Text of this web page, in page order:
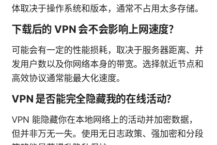
体取决于操作系统和版本，通常不占用太多存储。
下载后的 VPN 会不会影响上网速度？
可能会有一定的性能损耗，取决于服务器距离、并
发用户数以及你网络本身的带宽。选择就近节点和
高效协议通常能最大化速度。
VPN 是否能完全隐藏我的在线活动？
VPN 能隐藏你在本地网络上的活动并加密数据，
但并非万无一失。使用无日志政策、强加密和分段